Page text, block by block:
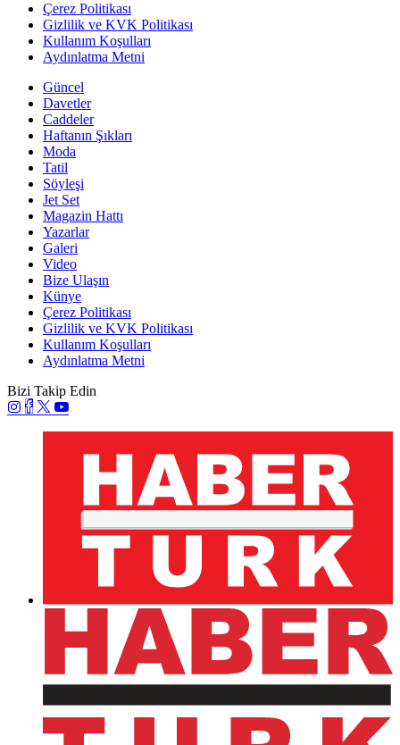
Çerez Politikası
Gizlilik ve KVK Politikası
Kullanım Koşulları
Aydınlatma Metni
Güncel
Davetler
Caddeler
Haftanın Şıkları
Moda
Tatil
Söyleşi
Jet Set
Magazin Hattı
Yazarlar
Galeri
Video
Bize Ulaşın
Künye
Çerez Politikası
Gizlilik ve KVK Politikası
Kullanım Koşulları
Aydınlatma Metni
Bizi Takip Edin